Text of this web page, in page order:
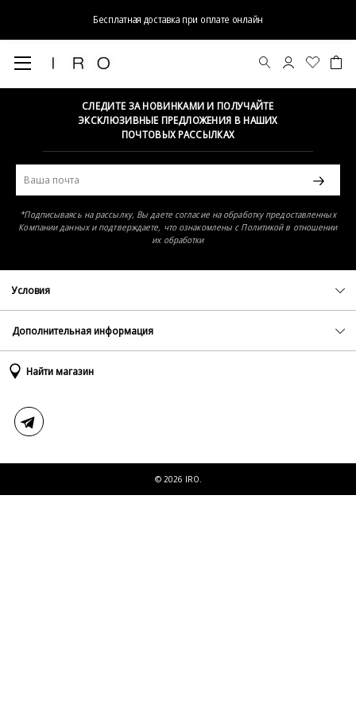
Бесплатная доставка при оплате онлайн
Элемент не найден
СЛЕДИТЕ ЗА НОВИНКАМИ И ПОЛУЧАЙТЕ
ЭКСКЛЮЗИВНЫЕ ПРЕДЛОЖЕНИЯ В НАШИХ
ПОЧТОВЫХ РАССЫЛКАХ
*Подписываясь на рассылку, Вы даете согласие на обработку предоставленных
Компании данных и подтверждаете, что ознакомлены с Политикой в отношении
их обработки
Условия
Политика конфиденциальности
Оферта
Дополнительная информация
Доставка и оплата
Таблица размеров
Найти магазин
© 2026 IRO.